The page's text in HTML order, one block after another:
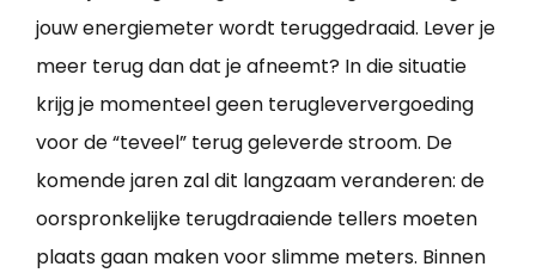
jouw energiemeter wordt teruggedraaid. Lever je
meer terug dan dat je afneemt? In die situatie
krijg je momenteel geen terugleververgoeding
voor de “teveel” terug geleverde stroom. De
komende jaren zal dit langzaam veranderen: de
oorspronkelijke terugdraaiende tellers moeten
plaats gaan maken voor slimme meters. Binnen